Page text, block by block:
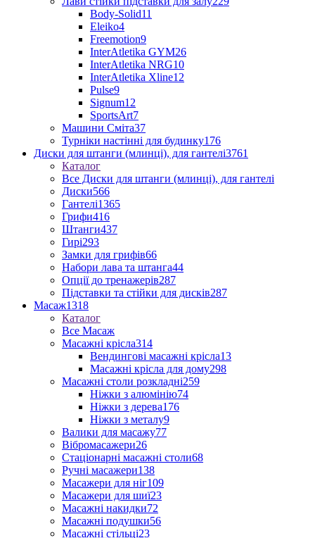
Body-Solid11
Eleiko4
Freemotion9
InterAtletika GYM26
InterAtletika NRG10
InterAtletika Xline12
Pulse9
Signum12
SportsArt7
Машини Сміта37
Турніки настінні для будинку176
Диски для штанги (млинці), для гантелі3761
Каталог
Все Диски для штанги (млинці), для гантелі
Диски566
Гантелі1365
Грифи416
Штанги437
Гирі293
Замки для грифів66
Набори лава та штанга44
Опції до тренажерів287
Підставки та стійки для дисків287
Масаж1318
Каталог
Все Масаж
Масажні крісла314
Вендингові масажні крісла13
Масажні крісла для дому298
Масажні столи розкладні259
Ніжки з алюмінію74
Ніжки з дерева176
Ніжки з металу9
Валики для масажу77
Вібромасажери26
Стаціонарні масажні столи68
Ручні масажери138
Масажери для ніг109
Масажери для шиї23
Масажні накидки72
Масажні подушки56
Масажні стільці23